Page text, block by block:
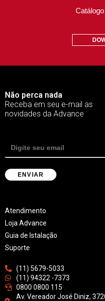
Não perca nada
Receba em seu e-mail as
novidades da Advance
Atendimento
Loja Advance
Guia de Istalação
Suporte
(11) 5679-5033
(11) 94322 -7373
0800 0800 115
Av. Vereador José Diniz,